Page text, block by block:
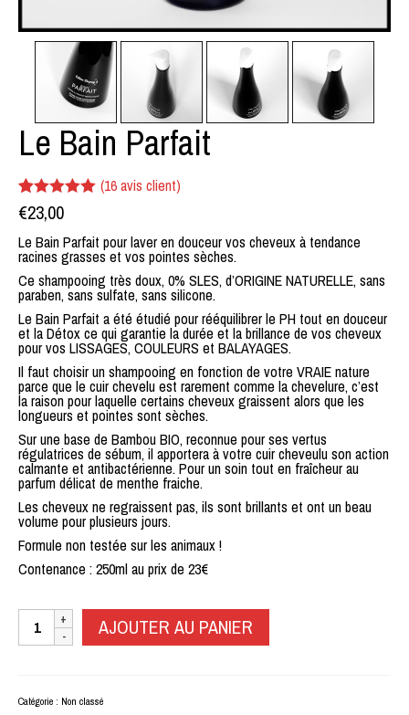
Le Bain Parfait
Noté4.94
sur 5 basé
sur
16
notations
client
(16avis client)
€23,00
Le Bain Parfait pour laver en douceur vos cheveux à tendance
racines grasses et vos pointes sèches.
Ce shampooing très doux, 0% SLES, d’ORIGINE NATURELLE, sans
paraben, sans sulfate, sans silicone.
Le Bain Parfait a été étudié pour rééquilibrer le PH tout en douceur
et la Détox ce qui garantie la durée et la brillance de vos cheveux
pour vos LISSAGES, COULEURS et BALAYAGES.
Il faut choisir un shampooing en fonction de votre VRAIE nature
parce que le cuir chevelu est rarement comme la chevelure, c’est
la raison pour laquelle certains cheveux graissent alors que les
longueurs et pointes sont sèches.
Sur une base de Bambou BIO, reconnue pour ses vertus
régulatrices de sébum, il apportera à votre cuir cheveulu son action
calmante et antibactérienne. Pour un soin tout en fraîcheur au
parfum délicat de menthe fraiche.
Les cheveux ne regraissent pas, ils sont brillants et ont un beau
volume pour plusieurs jours.
Formule non testée sur les animaux !
Contenance : 250ml au prix de 23€
quantité
Le
AJOUTER AU PANIER
Catégorie : Non classé